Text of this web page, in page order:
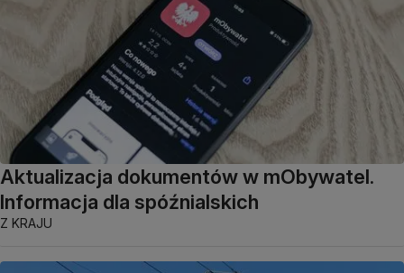
Aktualizacja dokumentów w mObywatel.
Informacja dla spóźnialskich
Z KRAJU